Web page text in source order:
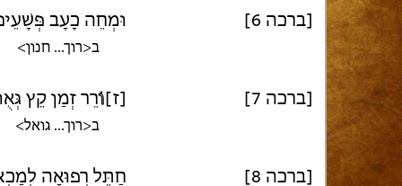
[ברכה 6] וּמְחֵה כָעָב
ב<רוך... חנון>
[ברכה 7] [ז]וֹרֵר זְמַן קֵץ
ב<רוך... גואל>
[ברכה 8] חַתֵּל רְפוּאָה